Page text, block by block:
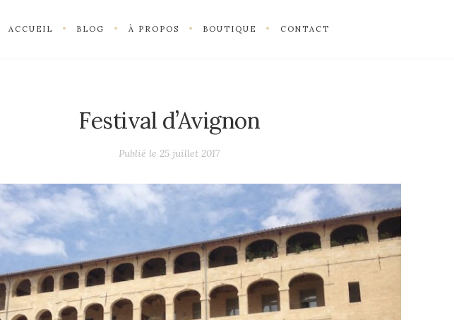
ACCUEIL BLOG À PROPOS BOUTIQUE CONTACT
Festival d’Avignon
Publié le25 juillet 2017